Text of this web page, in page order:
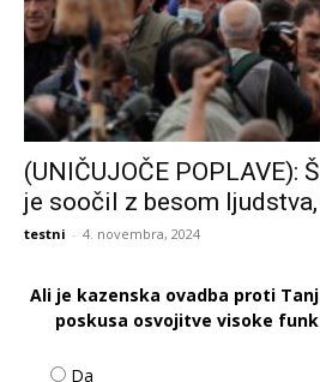
(UNIČUJOČE POPLAVE):
je soočil z besom
testni - 4. novembra, 2024
Ali je kazenska ovadba proti
poskusa osvojitve visoke
Da